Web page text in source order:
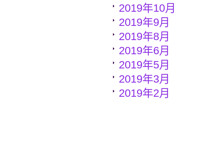
2019年10月
2019年9月
2019年8月
2019年6月
2019年5月
2019年3月
2019年2月